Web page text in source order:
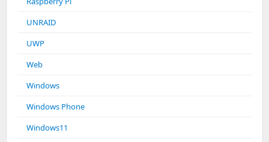
UNRAID
UWP
Web
Windows
Windows Phone
Windows11